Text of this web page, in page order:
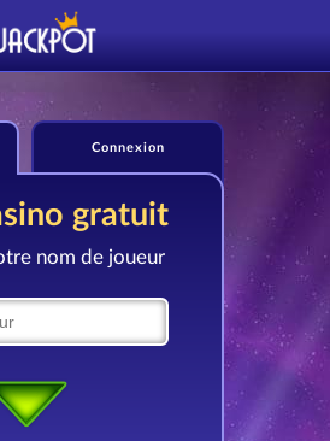
Connexion
gratuit
nom de joueur